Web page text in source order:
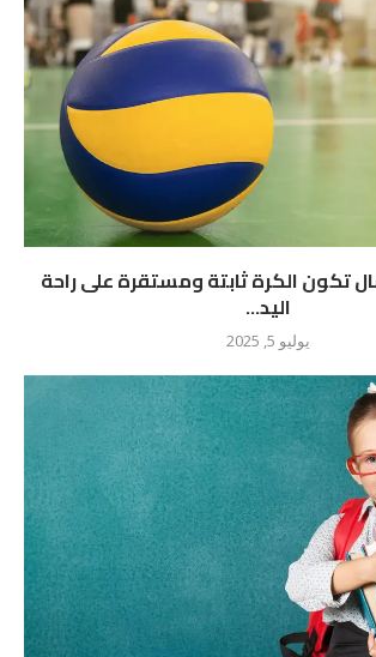
تكون الكرة ثابتة ومستقرة على راحة
اليد...
يوليو 5, 2025